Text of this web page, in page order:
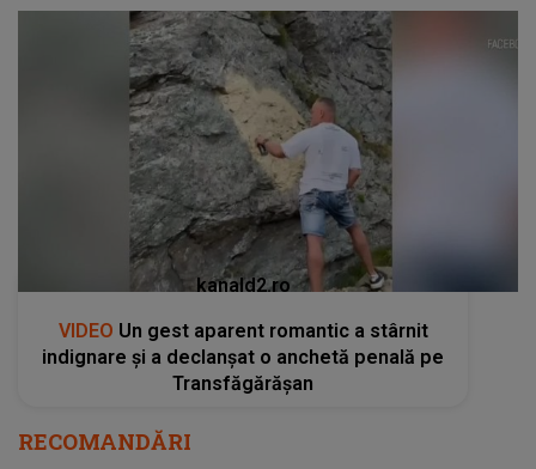
kanald2.ro
VIDEO Un gest aparent romantic a stârnit
indignare și a declanșat o anchetă penală pe
Transfăgărășan
RECOMANDĂRI